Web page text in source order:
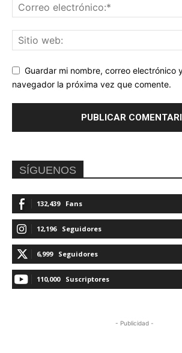
Guardar mi nombre, correo electrónico
navegador la próxima vez que comente.
SÍGUENOS
132,439 Fans
12,196 Seguidores
6,999 Seguidores
110,000 Suscriptores
- Publicidad -